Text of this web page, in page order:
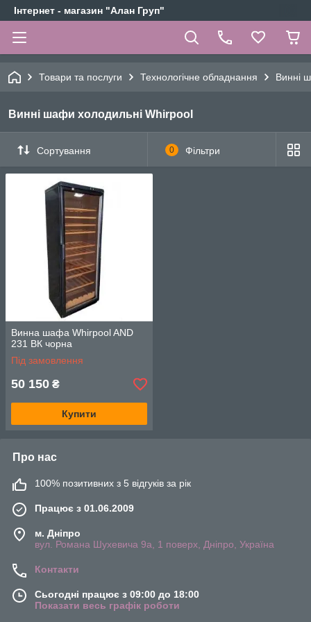
Інтернет - магазин "Алан Груп"
Товари та послуги Технологічне обладнання Винні
Винні шафи холодильні Whirpool
Сортування 0 Фільтри
Винна шафа Whirpool AND
231 ВК чорна
Під замовлення
50 150 ₴
Купити
Про нас
100% позитивних з 5 відгуків за рік
Працює з 01.06.2009
м. Дніпро
вул. Романа Шухевича 9а, 1 поверх, Дніпро, Україна
Контакти
Сьогодні працює з 09:00 до 18:00
Показати весь графік роботи